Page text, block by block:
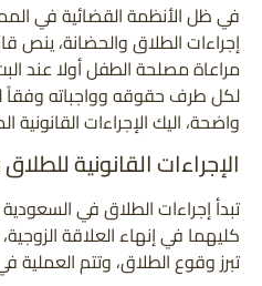
في ظل الأنظمة القضائية في
إجراءات الطلاق والحضانة، ينص
مراعاة مصلحة الطفل أولا عند
لكل طرف حقوقه وواجباته وفقاً
واضحة، اليك الإجراءات القانونية
الإجراءات القانونية
تبدأ إجراءات الطلاق في
كليهما في إنهاء العلاقة
تبرز وقوع الطلاق، وتتم